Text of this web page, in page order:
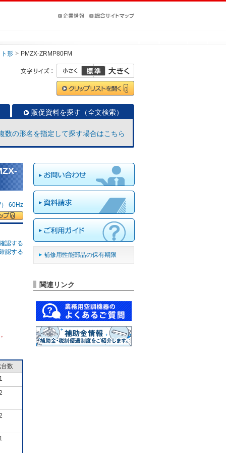
形 PMZX-ZRMP80FM
販促資料を探す（全文検索）
数の形名を指定して探す場合はこちら
60Hz
認する
認する
数
補修用性能部品の保有期限
関連リンク